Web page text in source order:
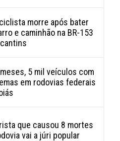
morre após bater
e caminhão na BR-153
5 mil veículos com
em rodovias federais
que causou 8 mortes
vai a júri popular